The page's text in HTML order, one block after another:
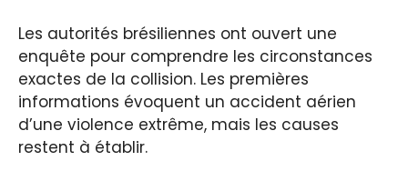
Les autorités brésiliennes ont ouvert une
enquête pour comprendre les circonstances
exactes de la collision. Les premières
informations évoquent un accident aérien
d’une violence extrême, mais les causes
restent à établir.